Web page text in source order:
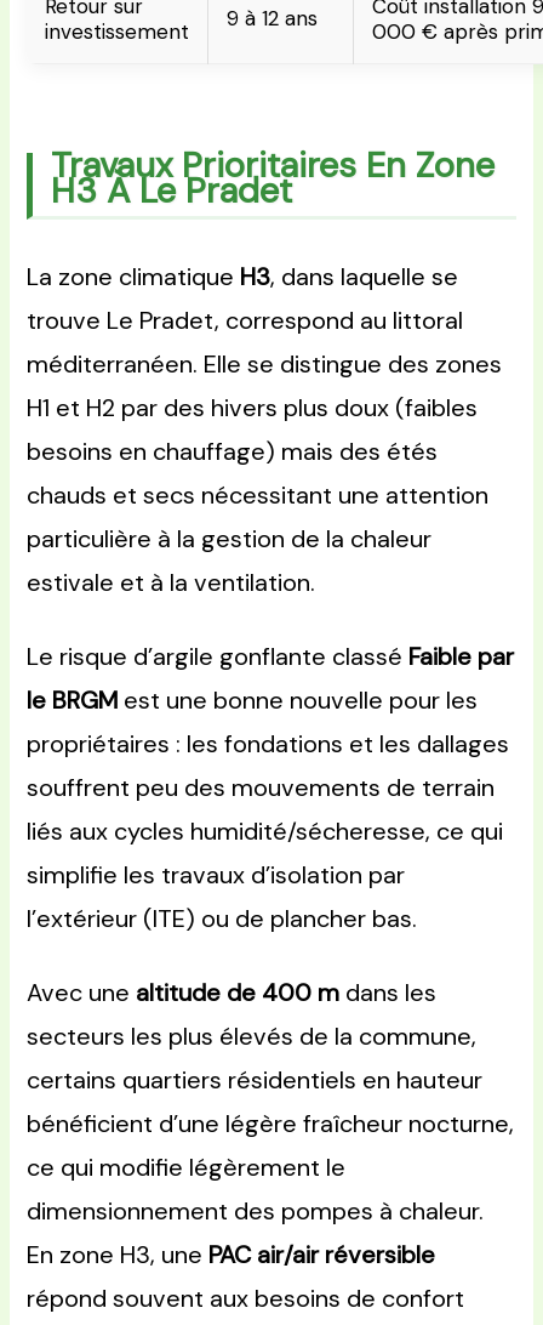
Retour sur
investissement
9 à 12 ans
Coût installation
000 € après
Travaux Prioritaires En Zone
H3 À Le Pradet
La zone climatique H3, dans laquelle se
trouve Le Pradet, correspond au littoral
méditerranéen. Elle se distingue des zones
H1 et H2 par des hivers plus doux (faibles
besoins en chauffage) mais des étés
chauds et secs nécessitant une attention
particulière à la gestion de la chaleur
estivale et à la ventilation.
Le risque d’argile gonflante classé Faible par
le BRGM est une bonne nouvelle pour les
propriétaires : les fondations et les dallages
souffrent peu des mouvements de terrain
liés aux cycles humidité/sécheresse, ce qui
simplifie les travaux d’isolation par
l’extérieur (ITE) ou de plancher bas.
Avec une altitude de 400 m dans les
secteurs les plus élevés de la commune,
certains quartiers résidentiels en hauteur
bénéficient d’une légère fraîcheur nocturne,
ce qui modifie légèrement le
dimensionnement des pompes à chaleur.
En zone H3, une PAC air/air réversible
répond souvent aux besoins de confort